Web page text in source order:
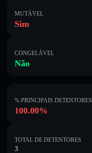
MUTÁVEL
Sim
CONGELÁVEL
Não
% PRINCIPAIS DETENTORES
100.00%
TOTAL DE DETENTORES
3